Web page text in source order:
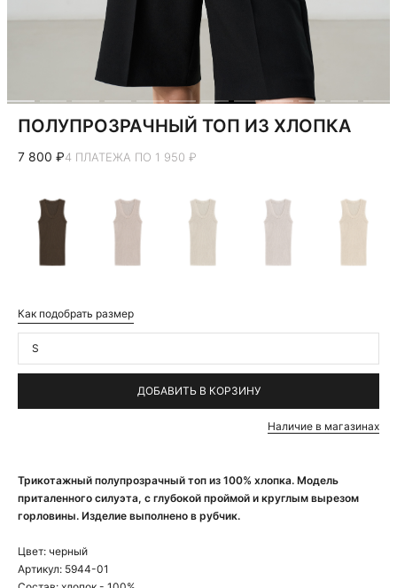
Трикотажный полупрозрачный топ из 100% хлопка. Модель
приталенного силуэта, с глубокой проймой и круглым вырезом
горловины. Изделие выполнено в рубчик.
Цвет: черный
Артикул: 5944-01
ПОЛУПРОЗРАЧНЫЙ ТОП ИЗ ХЛОПКА
7 800 ₽4 ПЛАТЕЖА ПО 1 950 ₽
Как подобрать размер
S
ДОБАВИТЬ В КОРЗИНУ
Наличие в магазинах